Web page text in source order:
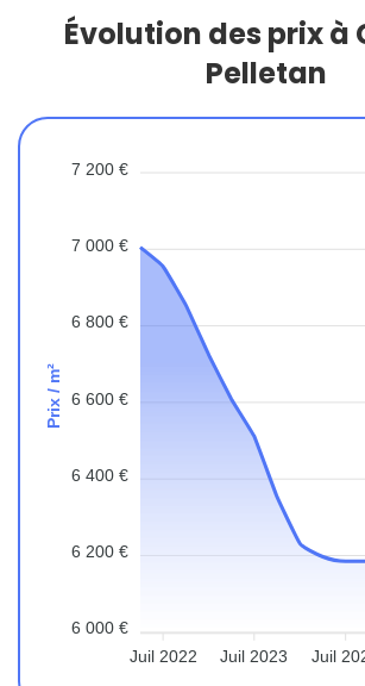
Évolution des prix à
Pelletan
7 200 €
7 000 €
6 800 €
6 600 €
6 400 €
6 200 €
6 000 €
Prix / m²
Juil 2022 Juil 2023 Juil